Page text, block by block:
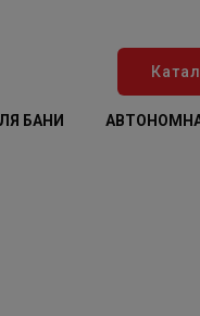
БАНИ